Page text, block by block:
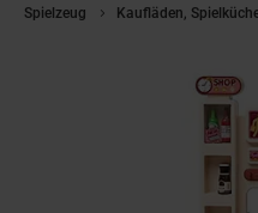
Spielzeug Kaufläden,